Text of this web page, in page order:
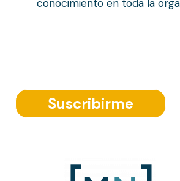
conocimiento en toda la
Suscribirme